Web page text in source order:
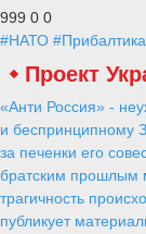
999 0 0
#НАТО #Прибалтика
Проект
«Анти Россия» -
и беспринципному
за печенки его
братским прошлым
трагичность
публикует